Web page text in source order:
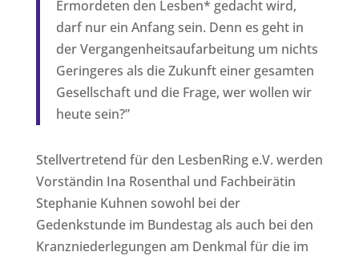
Ermordeten den Lesben* gedacht wird,
darf nur ein Anfang sein. Denn es geht in
der Vergangenheitsaufarbeitung um nichts
Geringeres als die Zukunft einer gesamten
Gesellschaft und die Frage, wer wollen wir
heute sein?”
Stellvertretend für den LesbenRing e.V. werden
Vorständin Ina Rosenthal und Fachbeirätin
Stephanie Kuhnen sowohl bei der
Gedenkstunde im Bundestag als auch bei den
Kranzniederlegungen am Denkmal für die im